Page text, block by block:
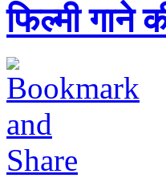
फिल्मी गाने